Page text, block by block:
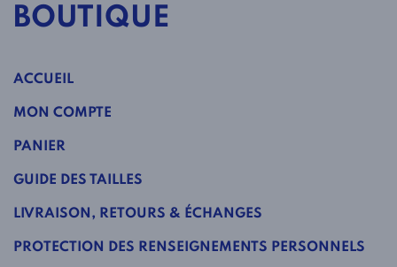
BOUTIQUE
ACCUEIL
MON COMPTE
PANIER
GUIDE DES TAILLES
LIVRAISON, RETOURS & ÉCHANGES
PROTECTION DES RENSEIGNEMENTS PERSONNELS